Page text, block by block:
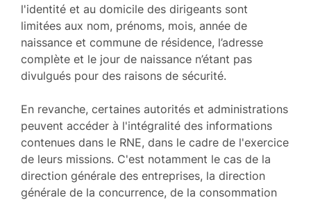
l'identité et au domicile des dirigeants sont
limitées aux nom, prénoms, mois, année de
naissance et commune de résidence, l’adresse
complète et le jour de naissance n’étant pas
divulgués pour des raisons de sécurité.
En revanche, certaines autorités et administrations
peuvent accéder à l'intégralité des informations
contenues dans le RNE, dans le cadre de l'exercice
de leurs missions. C'est notamment le cas de la
direction générale des entreprises, la direction
générale de la concurrence, de la consommation